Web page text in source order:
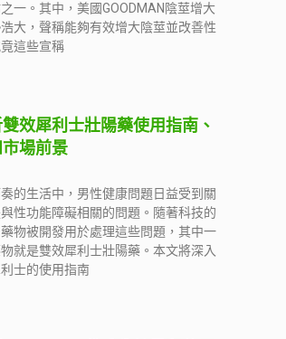
一。其中，美國GOODMAN陰莖增大
大，聲稱能夠有效增大陰莖並改善性
這些宣稱
效犀利士壯陽藥使用指南、
場前景
的生活中，男性健康問題日益受到關
性功能障礙相關的問題。隨著科技的
物被開發用於處理這些問題，其中一
就是雙效犀利士壯陽藥。本文將深入
士的使用指南